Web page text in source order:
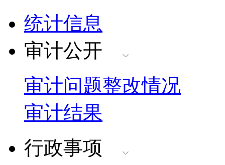
统计信息
审计公开
审计问题整改情况
审计结果
行政事项